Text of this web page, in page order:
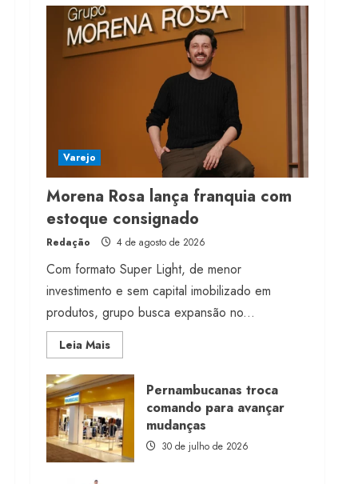
4
franquia com estoque
consignado
4 de agosto de 2026
Mercosul-UE prevê
transição longa para
vestuário
3 de agosto de 2026
Varejo
Morena Rosa lança franquia com
estoque consignado
Redação 4 de agosto de 2026
Com formato Super Light, de menor
investimento e sem capital imobilizado em
produtos, grupo busca expansão no...
Leia MaisRead
more
Morena
Rosa
lança
franquia
com
estoque
consignado
Pernambucanas troca
comando para avançar
mudanças
30 de julho de 2026